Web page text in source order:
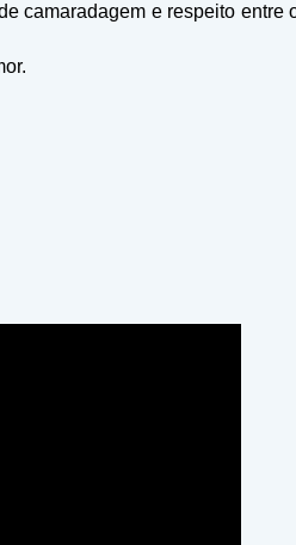
camaradagem e respeito